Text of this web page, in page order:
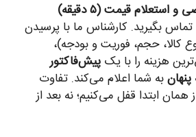
با شماره ۵۷۶۶۹-۰۲۱ تماس بگیرید. کارشناس ما با پرسیدن
کالا، حجم، فوریت و بودجه)،
هزینه را با یک پیش‌فاکتور
به شما اعلام می‌کند. تفاوت
همان ابتدا قفل می‌کنیم؛ نه بعد از